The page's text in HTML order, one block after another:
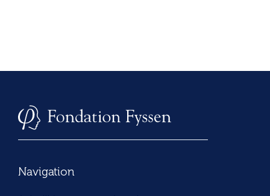
Navigation